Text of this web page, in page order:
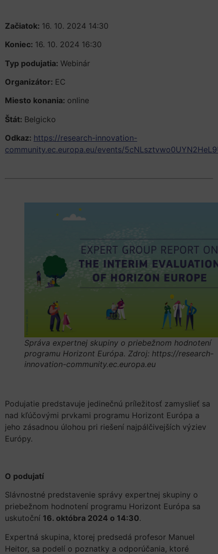
Začiatok: 16. 10. 2024 14:30
Koniec: 16. 10. 2024 16:30
Typ podujatia: Webinár
Organizátor: EC
Miesto konania: online
Štát: Belgicko
Odkaz: https://research-innovation-
community.ec.europa.eu/events/
Správa expertnej skupiny o priebežnom hodnotení
programu Horizont Európa. Zdroj: https://research-
innovation-community.ec.europa.eu
Podujatie predstavuje jedinečnú príležitosť zamyslieť sa
nad kľúčovými prvkami programu Horizont Európa a
jeho zásadnou úlohou pri riešení najpálčivejších výziev
Európy.
O podujatí
Slávnostné predstavenie správy expertnej skupiny o
priebežnom hodnotení programu Horizont Európa sa
uskutoční 16. októbra 2024 o 14:30.
Expertná skupina, ktorej predsedá profesor Manuel
Heitor, sa podelí o poznatky a odporúčania, ktoré